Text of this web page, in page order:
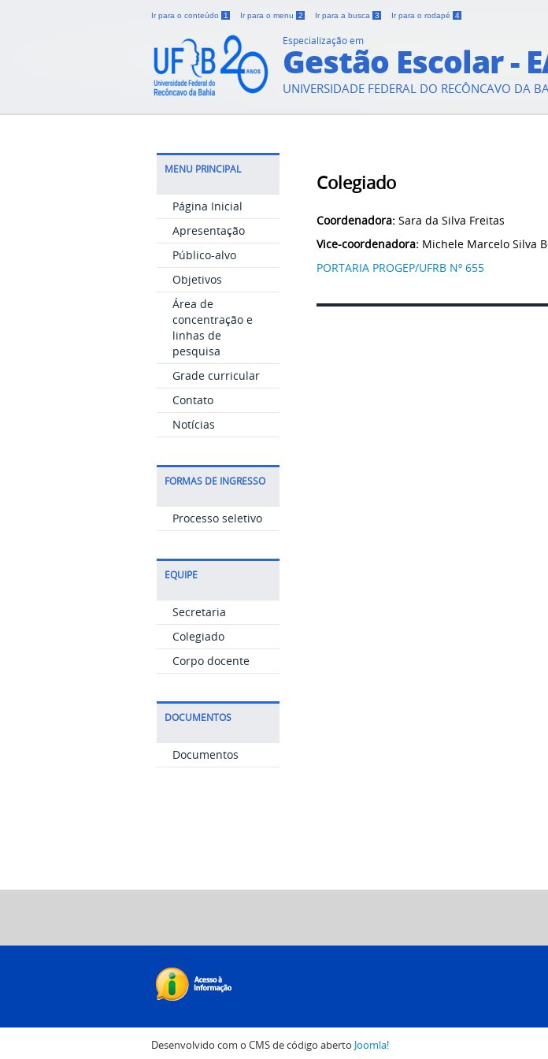
Ir para o conteúdo 1 Ir para o menu 2 Ir para a busca 3 Ir para o rodapé 4
Especialização em
Gestão Escolar -
UNIVERSIDADE FEDERAL DO RECÔNCAVO DA
MENU PRINCIPAL
Página Inicial
Apresentação
Público-alvo
Objetivos
Área de
concentração e
linhas de
pesquisa
Grade curricular
Contato
Notícias
FORMAS DE INGRESSO
Processo seletivo
EQUIPE
Secretaria
Colegiado
Corpo docente
DOCUMENTOS
Documentos
Colegiado
Coordenadora: Sara da Silva Freitas
Vice-coordenadora: Michele Marcelo Silva
PORTARIA PROGEP/UFRB Nº 655
Desenvolvido com o CMS de código aberto Joomla!